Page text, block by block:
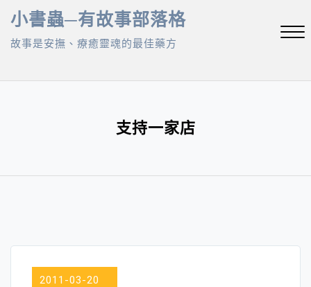
Skip
content
小書蟲─有故事部落格
故事是安撫、療癒靈魂的最佳藥方
支持一家店
2011-03-20